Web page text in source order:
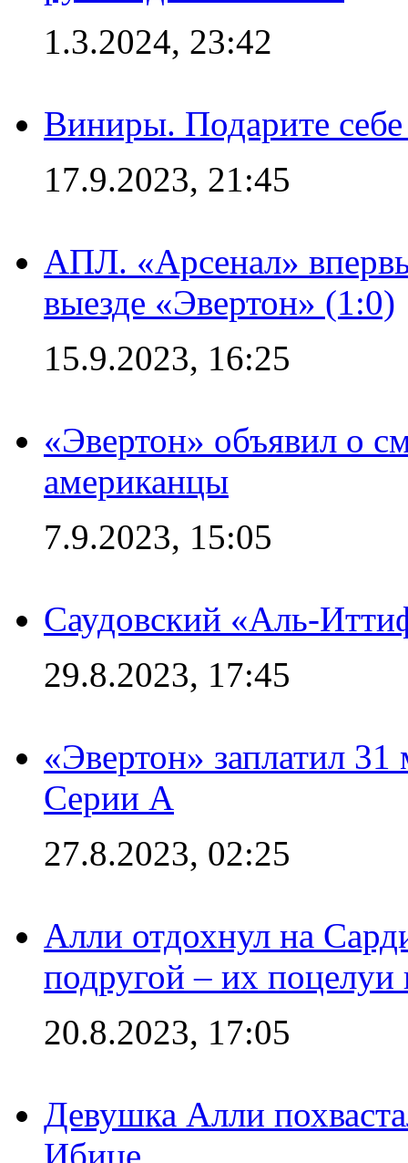
1.3.2024, 23:42
Виниры. Подарите
17.9.2023, 21:45
АПЛ. «Арсенал»
выезде «Эвертон» (1:0)
15.9.2023, 16:25
«Эвертон» объявил о
американцы
7.9.2023, 15:05
Саудовский «Аль-
29.8.2023, 17:45
«Эвертон» заплатил
Серии А
27.8.2023, 02:25
Алли отдохнул на
подругой – их поцелуи
20.8.2023, 17:05
Девушка Алли
Ибице